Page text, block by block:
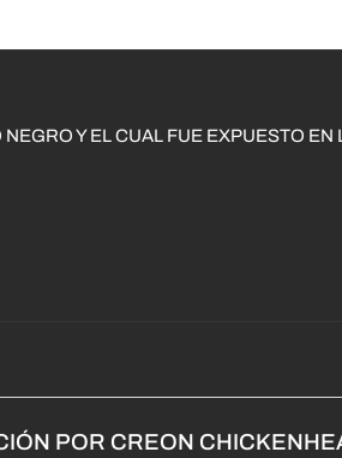
Y EL CUAL FUE EXPUESTO
POR CREON